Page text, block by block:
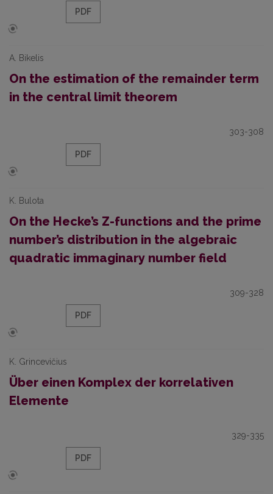
PDF
A. Bikelis
On the estimation of the remainder term
in the central limit theorem
303-308
PDF
K. Bulota
On the Hecke’s Z-functions and the prime
number’s distribution in the algebraic
quadratic immaginary number field
309-328
PDF
K. Grincevičius
Über einen Komplex der korrelativen
Elemente
329-335
PDF